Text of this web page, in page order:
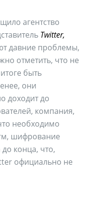
агентство
Twitter,
давние проблемы,
отметить, что не
быть
они
доходит до
компания,
необходимо
шифрование
конца, что,
официально не